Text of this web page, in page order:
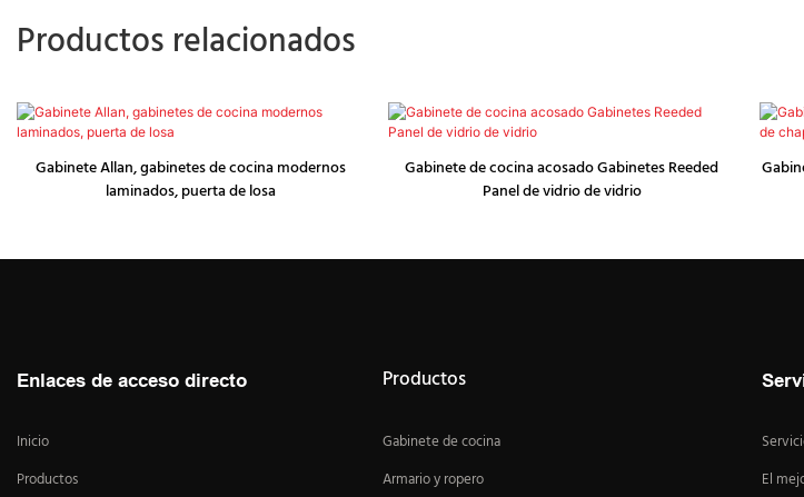
Productos relacionados
Gabinete Allan, gabinetes de cocina modernos
laminados, puerta de losa
Gabinete de cocina acosado Gabinetes Reeded
Panel de vidrio de vidrio
Enlaces de acceso directo
Inicio
Productos
Productos
Gabinete de cocina
Armario y ropero
El